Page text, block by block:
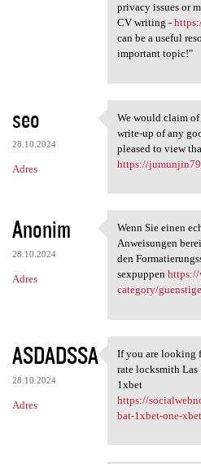
privacy issues or
CV writing -
can be a useful
important topic!"
seo
28.10.2024
Adres
We would
We would claim
write-up of any
pleased to view
https://
Anonim
28.10.2024
Adres
Wenn Sie
Wenn Sie einen
Anweisungen
den
sexpuppen https://
category/
ASDADSSA
28.10.2024
Adres
If you are
If you are looking
rate locksmith Las
1xbet
https://
bat-1xbet-one-